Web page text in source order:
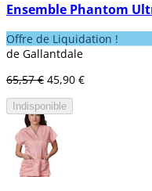
Ensemble Phantom
Offre de Liquidation !
de Gallantdale
65,57 € 45,90 €
Indisponible